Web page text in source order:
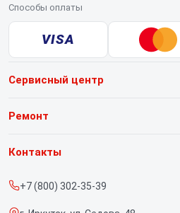
Способы оплаты
VISA
Сервисный центр
О нашем сервисе
Срочный ремонт
Ремонт
Ноутбуков
Контакты
+7 (800) 302-35-39